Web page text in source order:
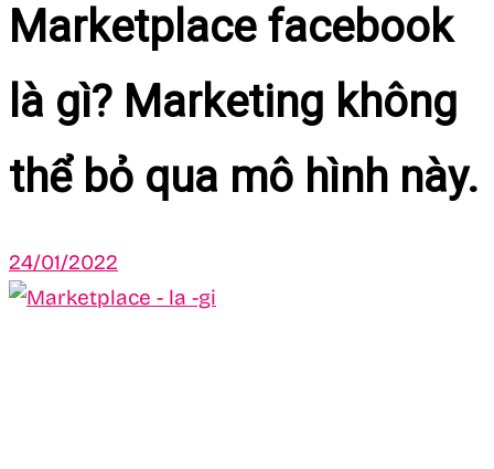
Marketplace facebook
là gì? Marketing không
thể bỏ qua mô hình này.
24/01/2022